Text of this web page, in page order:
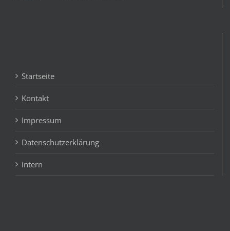
Startseite
Kontakt
Impressum
Datenschutzerklärung
intern